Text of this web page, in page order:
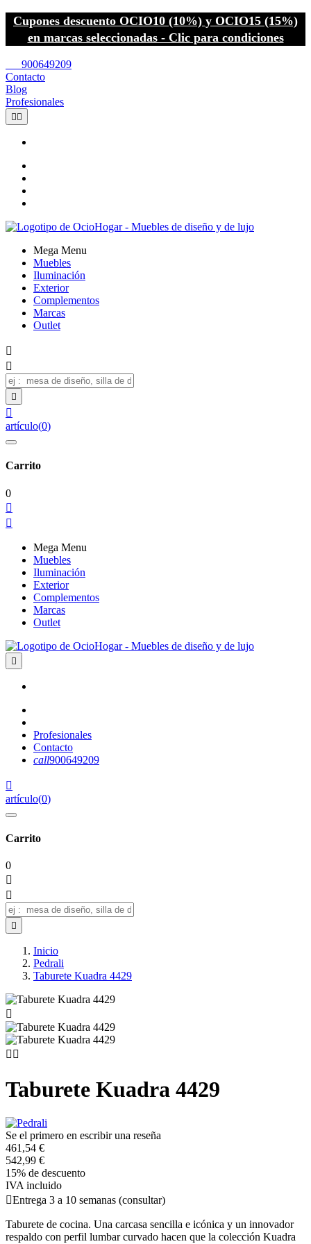
Cupones descuento OCIO10 (10%) y OCIO15 (15%)
en marcas seleccionadas - Clic para condiciones
900649209
Contacto
Blog
Profesionales
 
Mega Menu
Muebles
Iluminación
Exterior
Complementos
Marcas
Outlet




artículo(0)
Carrito
0


Mega Menu
Muebles
Iluminación
Exterior
Complementos
Marcas
Outlet

Profesionales
Contacto
call900649209

artículo(0)
Carrito
0



Inicio
Pedrali
Taburete Kuadra 4429

 
Taburete Kuadra 4429
Se el primero en escribir una reseña
461,54 €
542,99 €
15% de descuento
IVA incluido
Entrega 3 a 10 semanas (consultar)
Taburete de cocina. Una carcasa sencilla e icónica y un innovador
respaldo con perfil lumbar curvado hacen que la colección Kuadra